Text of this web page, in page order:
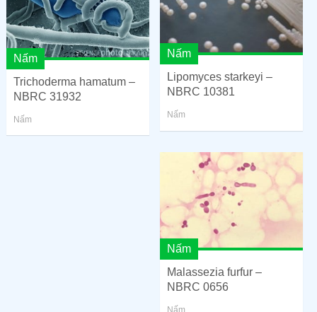
Nấm
Trichoderma hamatum –
NBRC 31932
Nấm
Nấm
Lipomyces starkeyi –
NBRC 10381
Nấm
Nấm
Malassezia furfur –
NBRC 0656